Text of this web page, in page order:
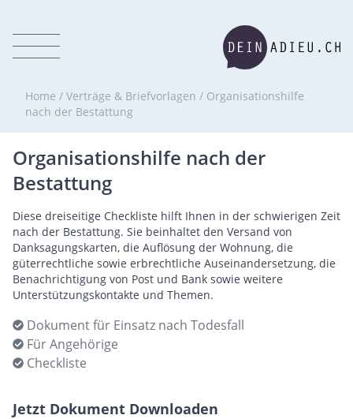
Home / Verträge & Briefvorlagen / Organisationshilfe
nach der Bestattung
Organisationshilfe nach der
Bestattung
Diese dreiseitige Checkliste hilft Ihnen in der schwierigen Zeit
nach der Bestattung. Sie beinhaltet den Versand von
Danksagungskarten, die Auflösung der Wohnung, die
güterrechtliche sowie erbrechtliche Auseinandersetzung, die
Benachrichtigung von Post und Bank sowie weitere
Unterstützungskontakte und Themen.
Dokument für Einsatz nach Todesfall
Für Angehörige
Checkliste
Jetzt Dokument Downloaden